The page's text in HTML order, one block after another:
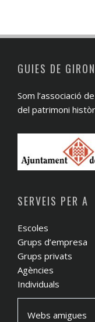
GUIES DE
Som l’associació
del patrimoni
SERVEIS PER A
Escoles
Grups d’empresa
Grups privats
Agències
Individuals
Webs amigues